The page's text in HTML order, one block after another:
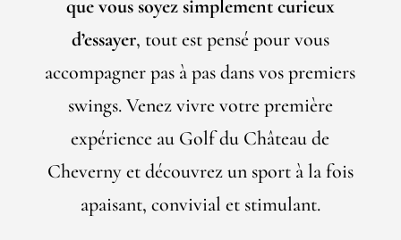
que vous soyez simplement curieux
d’essayer, tout est pensé pour vous
accompagner pas à pas dans vos premiers
swings. Venez vivre votre première
expérience au Golf du Château de
Cheverny et découvrez un sport à la fois
apaisant, convivial et stimulant.